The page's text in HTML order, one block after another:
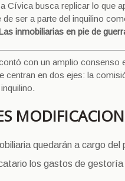
Cívica busca replicar lo que
ser a parte del inquilino
inmobiliarias en pie de
con un amplio
centran en dos ejes: la
quedarán a cargo
los gastos de